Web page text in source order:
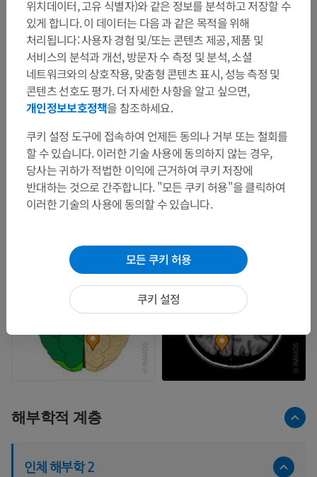
해부학적 계층
인체 해부학 2
위치데이터, 고유 식별자)와 같은 정보를 분석하고 저장할 수
있게 합니다. 이 데이터는 다음 과 같은 목적을 위해
처리됩니다: 사용자 경험 및/또는 콘텐츠 제공, 제품 및
서비스의 분석과 개선, 방문자 수 측정 및 분석, 소셜
네트워크와의 상호작용, 맞춤형 콘텐츠 표시, 성능 측정 및
콘텐츠 선호도 평가. 더 자세한 사항을 알고 싶으면,
개인정보보호정책을 참조하세요.
쿠키 설정 도구에 접속하여 언제든 동의나 거부 또는 철회를
할 수 있습니다. 이러한 기술 사용에 동의하지 않는 경우,
당사는 귀하가 적법한 이익에 근거하여 쿠키 저장에
반대하는 것으로 간주합니다. "모든 쿠키 허용"을 클릭하여
이러한 기술의 사용에 동의할 수 있습니다.
모든 쿠키 허용
쿠키 설정